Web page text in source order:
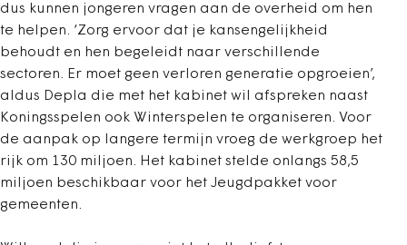
dus kunnen jongeren vragen aan de overheid om hen
te helpen. ‘Zorg ervoor dat je kansengelijkheid
behoudt en hen begeleidt naar verschillende
sectoren. Er moet geen verloren generatie opgroeien’,
aldus Depla die met het kabinet wil afspreken naast
Koningsspelen ook Winterspelen te organiseren. Voor
de aanpak op langere termijn vroeg de werkgroep het
rijk om 130 miljoen. Het kabinet stelde onlangs 58,5
miljoen beschikbaar voor het Jeugdpakket voor
gemeenten.